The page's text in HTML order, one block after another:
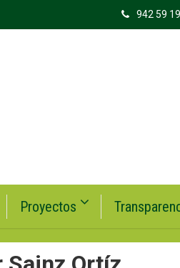
942 59
Proyectos